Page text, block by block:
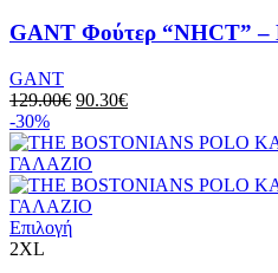
GANT Φούτερ “NHCT” –
GANT
129.00€ 90.30€
-30%
Επιλογή
2XL